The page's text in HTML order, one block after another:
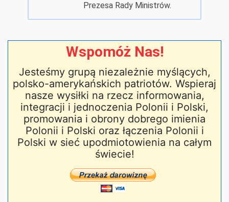
Prezesa Rady Ministrów.
Wspomóż Nas!
Jesteśmy grupą niezależnie myślących,
polsko-amerykańskich patriotów. Wspieraj
nasze wysiłki na rzecz informowania,
integracji i jednoczenia Polonii i Polski,
promowania i obrony dobrego imienia
Polonii i Polski oraz łączenia Polonii i
Polski w sieć upodmiotowienia na całym
świecie!